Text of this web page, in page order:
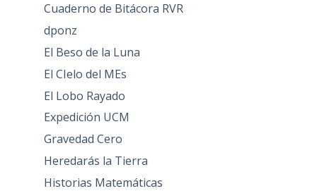
Cuaderno de Bitácora RVR
dponz
El Beso de la Luna
El CIelo del MEs
El Lobo Rayado
Expedición UCM
Gravedad Cero
Heredarás la Tierra
Historias Matemáticas